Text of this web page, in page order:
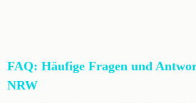
FAQ: Häufige Fragen und
NRW